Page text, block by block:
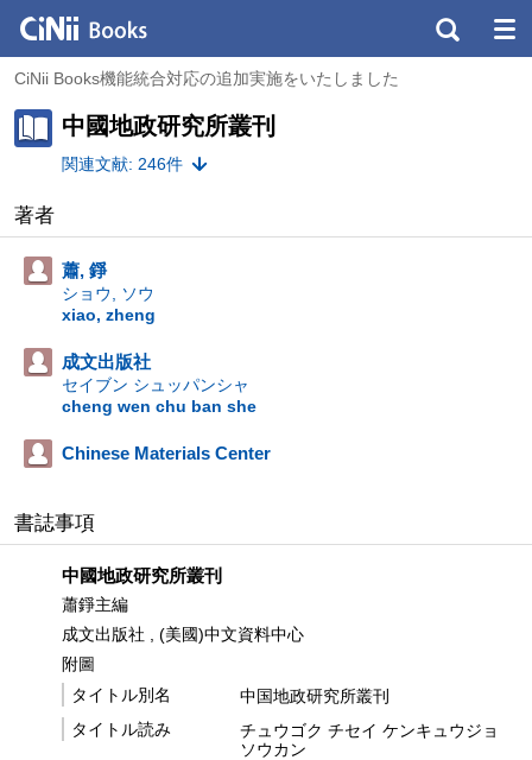
CiNii Books機能統合対応の追加実施をいたしました
中國地政研究所叢刊
関連文献: 246件
著者
蕭, 錚
ショウ, ソウ
xiao, zheng
成文出版社
セイブン シュッパンシャ
cheng wen chu ban she
Chinese Materials Center
書誌事項
中國地政研究所叢刊
蕭錚主編
成文出版社 , (美國)中文資料中心
附圖
タイトル別名
中国地政研究所叢刊
タイトル読み
チュウゴク チセイ ケンキュウジョ
ソウカン